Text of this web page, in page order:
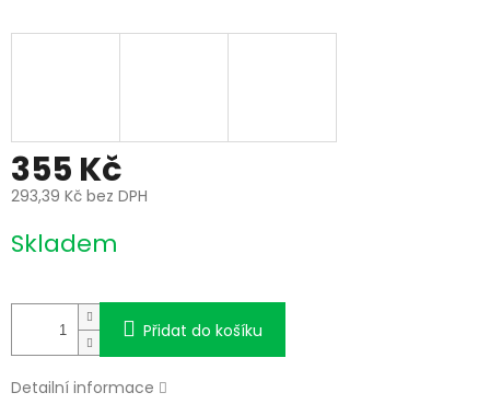
355 Kč
293,39 Kč bez DPH
cena:
Skladem
Přidat do košíku
Detailní informace